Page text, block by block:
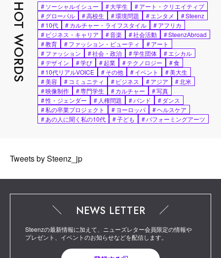
HOT WORDS #ソーシャルイシュー #大学生 #アート・クリエイティブ
#グローバル #高校生 #環境問題 #エンタメ #Steenz
#10代 #カルチャー・ライフスタイル #アフリカ
# ビジネス・キャリア #音楽 #社会活動 #SteenzAbroad
#教育 #ファッション・ビューティ #アート
#ファッション #社会・政治 #学生団体 #エシカル
#デザイン #学び #起業 #テクノロジー #食
#10代リアルVOICE #その他 #イベント #美大生
#美容 # コミュニティ # ビジネス #アジア #北米
#映像制作 #専門学生 #カルチャー #写真
#性・ジェンダー # 人権問題 #バンド #ダンス
#私の卒業プロジェクト #ヨーロッパ #ヘルスケア
#あの人に聞く私の10代 #子ども #パフォーミングアーツ
Tweets by Steenz_jp
NEWS LETTER
Steenzの最新情報に加えて、ニューズレター会員限定の情報や
プレゼント、イベントのお知らせなどを配信します。